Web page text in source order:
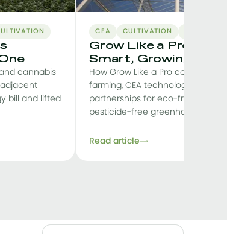
cannabis
bill and lifted
CEA CULTIVATION
Grow Like a Pro:
Smart, Growing
How Grow Like a Pro combines
farming, CEA technology and
partnerships for eco-friendly,
pesticide-free greenhouse pr
Read article